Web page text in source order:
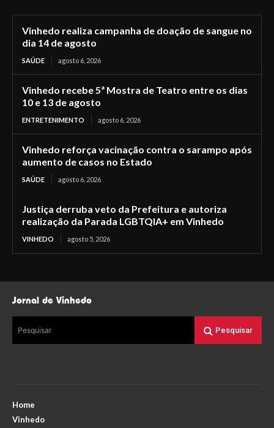
Vinhedo realiza campanha de doação de sangue no
dia 14 de agosto
SAÚDE agosto 6, 2026
Vinhedo recebe 5ª Mostra de Teatro entre os dias
10 e 13 de agosto
ENTRETENIMENTO agosto 6, 2026
Vinhedo reforça vacinação contra o sarampo após
aumento de casos no Estado
SAÚDE agosto 6, 2026
Justiça derruba veto da Prefeitura e autoriza
realização da Parada LGBTQIA+ em Vinhedo
VINHEDO agosto 5, 2026
Jornal de Vinhedo
Pesquisar Pesquisar
Home
Vinhedo